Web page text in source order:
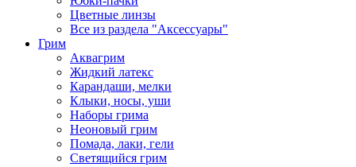
Цветные линзы
Все из раздела "Аксессуары"
Грим
Аквагрим
Жидкий латекс
Карандаши, мелки
Клыки, носы, уши
Наборы грима
Неоновый грим
Помада, лаки, гели
Светящийся грим